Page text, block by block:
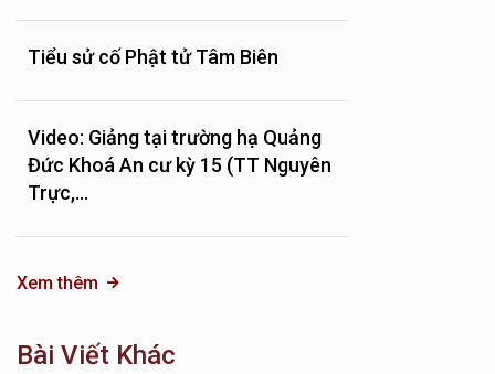
Tiểu sử cố Phật tử Tâm Biên
Video: Giảng tại trường hạ Quảng
Đức Khoá An cư kỳ 15 (TT Nguyên
Trực,...
Xem thêm
Bài Viết Khác